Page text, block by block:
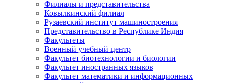
Филиалы и представительства
Ковылкинский филиал
Рузаевский институт машиностроения
Представительство в Республике Индия
Факультеты
Военный учебный центр
Факультет биотехнологии и биологии
Факультет иностранных языков
Факультет математики и информационных